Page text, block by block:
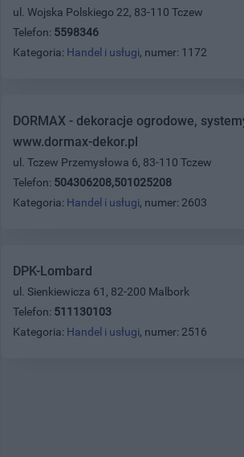
ul. Wojska Polskiego 22, 83-110 Tczew
Telefon: 5598346
Kategoria: Handel i usługi, numer: 1172
DORMAX - dekoracje ogrodowe,
www.dormax-dekor.pl
ul. Tczew Przemysłowa 6, 83-110 Tczew
Telefon: 504306208,501025208
Kategoria: Handel i usługi, numer: 2603
DPK-Lombard
ul. Sienkiewicza 61, 82-200 Malbork
Telefon: 511130103
Kategoria: Handel i usługi, numer: 2516